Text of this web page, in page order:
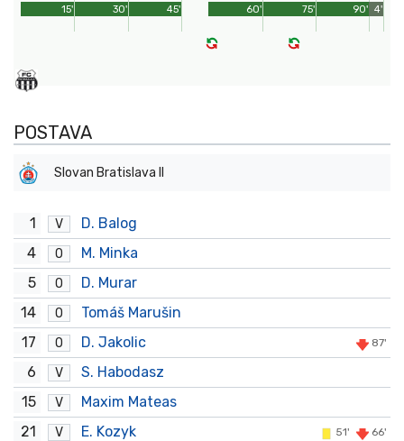
45'
15' 30' 90'
60' 75' 4'
POSTAVA
Slovan Bratislava II
1 V
D. Balog
4
O
M. Minka
5
O
D. Murar
14
O
Tomáš Marušin
17
O D. Jakolic 87'
6 V
S. Habodasz
15
V
Maxim Mateas
21
V E. Kozyk 51' 66'